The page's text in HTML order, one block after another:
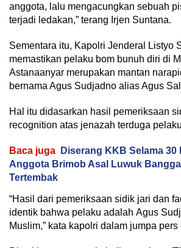
anggota, lalu mengacungkan sebuah
terjadi ledakan,” terang Irjen Suntana.
Sementara itu, Kapolri Jenderal Listyo
memastikan pelaku bom bunuh diri di
Astanaanyar merupakan mantan
bernama Agus Sudjadno alias Agus
Hal itu didasarkan hasil pemeriksaan
recognition atas jenazah terduga
Baca juga
Diserang KKB Selama 30
Anggota Brimob Asal Luwuk
Tertembak
“Hasil dari pemeriksaan sidik jari dan
identik bahwa pelaku adalah Agus
Muslim,” kata kapolri dalam jumpa